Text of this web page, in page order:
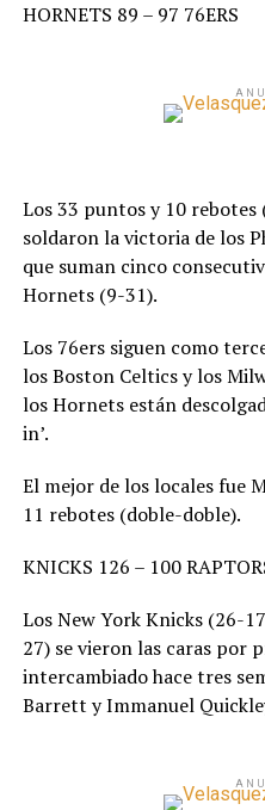
HORNETS 89 – 97 76ERS
Los 33 puntos y 10 rebotes
soldaron la victoria de los
que suman cinco
Hornets (9-31).
Los 76ers siguen como
los Boston Celtics y los
los Hornets están
in’.
El mejor de los locales fue
11 rebotes (doble-doble).
KNICKS 126 – 100
Los New York Knicks (26-
27) se vieron las caras por
intercambiado hace tres
Barrett y Immanuel